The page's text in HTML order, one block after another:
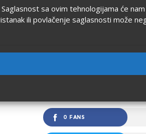
sa ovim tehnologijama će nam
ili povlačenje saglasnosti može
0 FANS